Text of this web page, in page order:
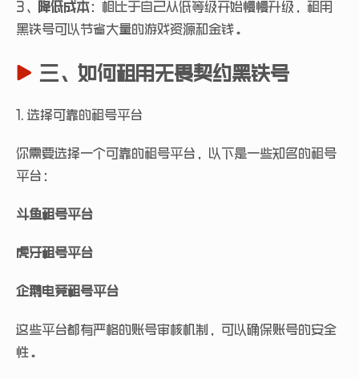
3、 降低成本：相比于自己从低等级开始慢慢升级，租用
黑铁号可以节省大量的游戏资源和金钱。
三、如何租用无畏契约黑铁号
1. 选择可靠的租号平台
你需要选择一个可靠的租号平台，以下是一些知名的租号
平台：
斗鱼租号平台
虎牙租号平台
企鹅电竞租号平台
这些平台都有严格的账号审核机制，可以确保账号的安全
性。